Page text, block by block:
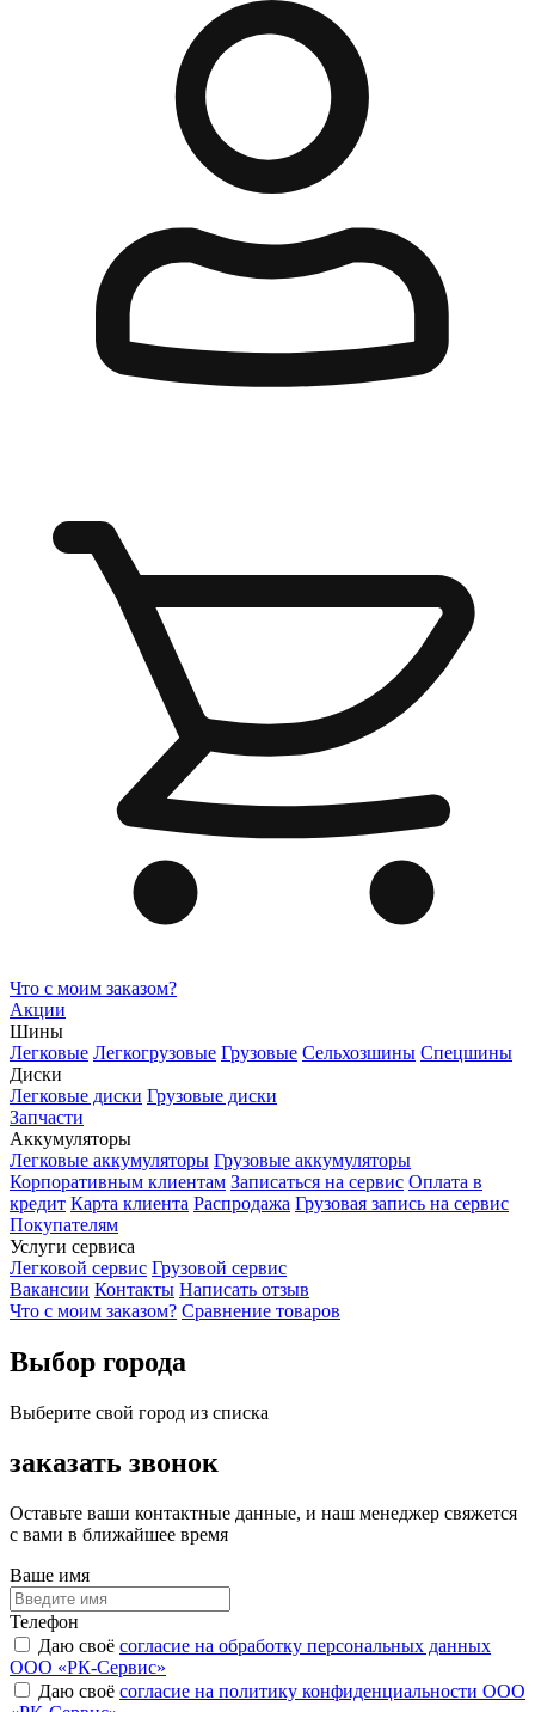
Что с моим заказом?
Акции
Шины
Легковые Легкогрузовые Грузовые Сельхозшины Спецшины
Диски
Легковые диски Грузовые диски
Запчасти
Аккумуляторы
Легковые аккумуляторы Грузовые аккумуляторы
Корпоративным клиентам Записаться на сервис Оплата в
кредит Карта клиента Распродажа Грузовая запись на сервис
Покупателям
Услуги сервиса
Легковой сервис Грузовой сервис
Вакансии Контакты Написать отзыв
Что с моим заказом? Сравнение товаров
Выбор города
Выберите свой город из списка
заказать звонок
Оставьте ваши контактные данные, и наш менеджер свяжется
с вами в ближайшее время
Ваше имя
Телефон
Даю своё согласие на обработку персональных данных
ООО «РК-Сервис»
Даю своё согласие на политику конфиденциальности ООО